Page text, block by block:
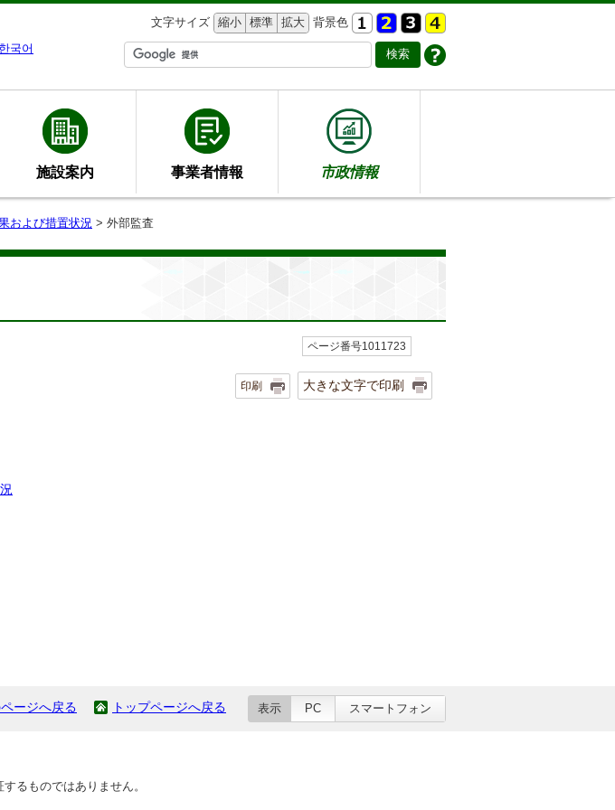
文字サイズ 縮小 標準 拡大 背景色
한국어
施設案内 事業者情報 市政情報
および措置状況 > 外部監査
ページ番号1011723
印刷 大きな文字で印刷
ージへ戻る トップページへ戻る 表示 PC スマートフォン
るものではありません。